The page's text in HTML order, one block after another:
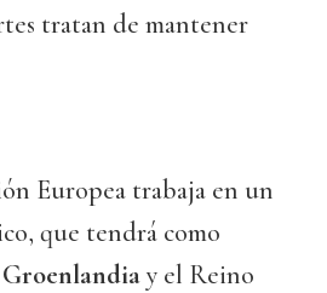
tratan de mantener
Europea trabaja en un
que tendrá como
y el Reino